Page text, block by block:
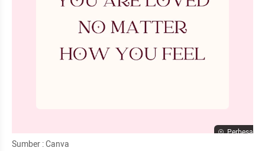
Perbesar
Sumber : Canva